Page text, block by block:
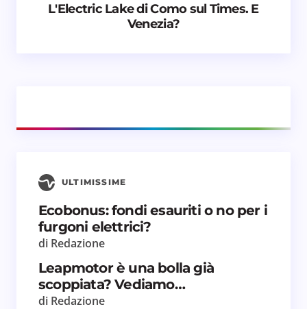
per il prossimo commento.
L'Electric Lake di Como sul Times. E
Venezia?
ULTIMISSIME
Ecobonus: fondi esauriti o no per i
furgoni elettrici?
di Redazione
Leapmotor è una bolla già
scoppiata? Vediamo…
di Redazione